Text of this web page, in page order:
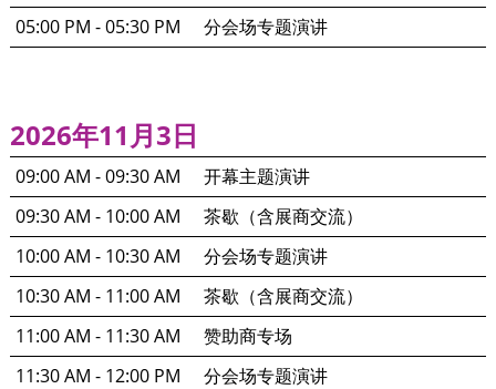
05:00 PM - 05:30 PM
分会场专题演讲
2026年11月3日
09:00 AM - 09:30 AM
开幕主题演讲
09:30 AM - 10:00 AM
茶歇（含展商交流）
10:00 AM - 10:30 AM
分会场专题演讲
10:30 AM - 11:00 AM
茶歇（含展商交流）
11:00 AM - 11:30 AM
赞助商专场
11:30 AM - 12:00 PM
分会场专题演讲